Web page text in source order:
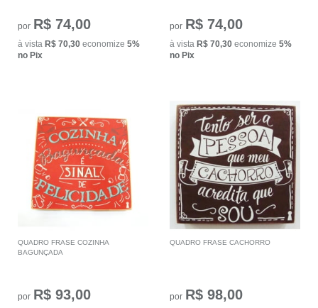
por R$ 74,00
à vista R$ 70,30 economize 5%
no Pix
por R$ 74,00
à vista R$ 70,30 economize 5%
no Pix
QUADRO FRASE COZINHA
BAGUNÇADA
por R$ 93,00
QUADRO FRASE CACHORRO
por R$ 98,00